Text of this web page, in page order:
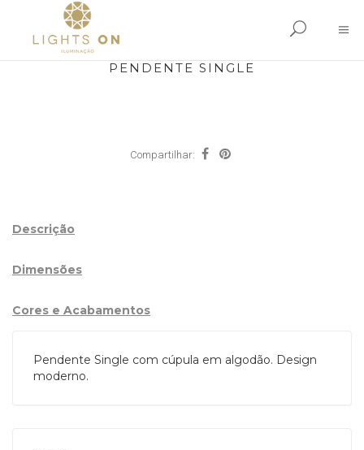
PENDENTE SINGLE
Compartilhar:
Descrição
Dimensões
Cores e Acabamentos
Pendente Single com cúpula em algodão. Design
moderno.